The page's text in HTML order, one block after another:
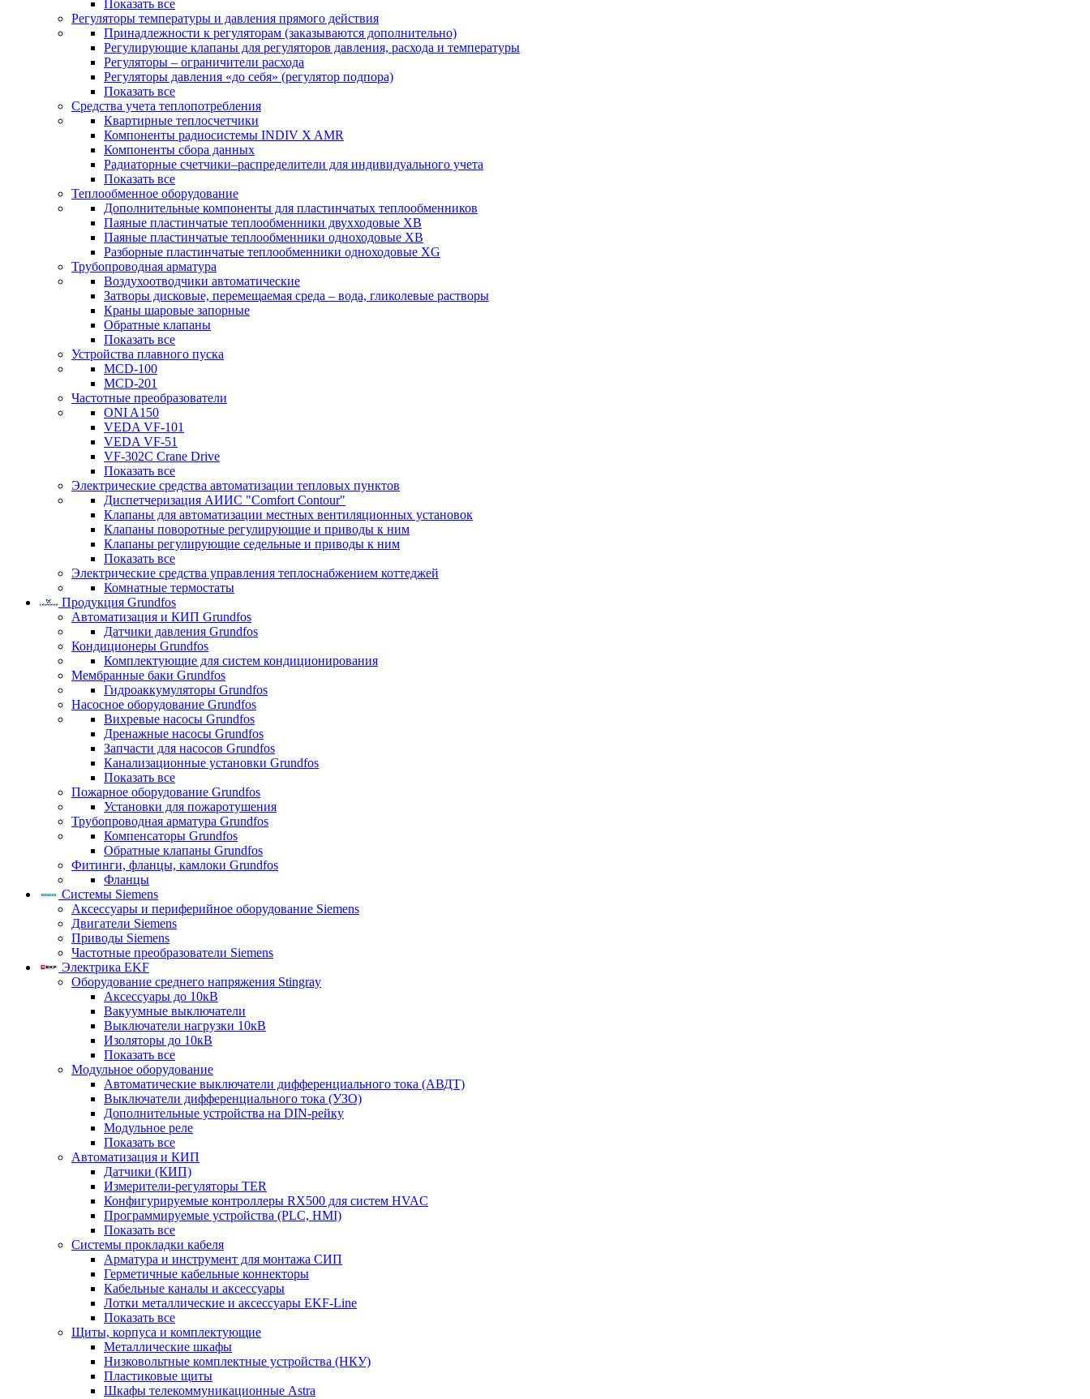
Показать все
Регуляторы температуры и давления прямого действия
Принадлежности к регуляторам (заказываются дополнительно)
Регулирующие клапаны для регуляторов давления, расхода и температуры
Регуляторы – ограничители расхода
Регуляторы давления «до себя» (регулятор подпора)
Показать все
Средства учета теплопотребления
Квартирные теплосчетчики
Компоненты радиосистемы INDIV X AMR
Компоненты сбора данных
Радиаторные счетчики–распределители для индивидуального учета
Показать все
Теплообменное оборудование
Дополнительные компоненты для пластинчатых теплообменников
Паяные пластинчатые теплообменники двухходовые XB
Паяные пластинчатые теплообменники одноходовые ХВ
Разборные пластинчатые теплообменники одноходовые ХG
Трубопроводная арматура
Воздухоотводчики автоматические
Затворы дисковые, перемещаемая среда – вода, гликолевые растворы
Краны шаровые запорные
Обратные клапаны
Показать все
Устройства плавного пуска
MCD-100
MCD-201
Частотные преобразователи
ONI A150
VEDA VF-101
VEDA VF-51
VF-302C Crane Drive
Показать все
Электрические средства автоматизации тепловых пунктов
Диспетчеризация АИИС "Comfort Contour"
Клапаны для автоматизации местных вентиляционных установок
Клапаны поворотные регулирующие и приводы к ним
Клапаны регулирующие седельные и приводы к ним
Показать все
Электрические средства управления теплоснабжением коттеджей
Комнатные термостаты
Продукция Grundfos
Автоматизация и КИП Grundfos
Датчики давления Grundfos
Кондиционеры Grundfos
Комплектующие для систем кондиционирования
Мембранные баки Grundfos
Гидроаккумуляторы Grundfos
Насосное оборудование Grundfos
Вихревые насосы Grundfos
Дренажные насосы Grundfos
Запчасти для насосов Grundfos
Канализационные установки Grundfos
Показать все
Пожарное оборудование Grundfos
Установки для пожаротушения
Трубопроводная арматура Grundfos
Компенсаторы Grundfos
Обратные клапаны Grundfos
Фитинги, фланцы, камлоки Grundfos
Фланцы
Системы Siemens
Аксессуары и периферийное оборудование Siemens
Двигатели Siemens
Приводы Siemens
Частотные преобразователи Siemens
Электрика EKF
Оборудование среднего напряжения Stingray
Аксессуары до 10кВ
Вакуумные выключатели
Выключатели нагрузки 10кВ
Изоляторы до 10кВ
Показать все
Модульное оборудование
Автоматические выключатели дифференциального тока (АВДТ)
Выключатели дифференциального тока (УЗО)
Дополнительные устройства на DIN-рейку
Модульное реле
Показать все
Автоматизация и КИП
Датчики (КИП)
Измерители-регуляторы TER
Конфигурируемые контроллеры RX500 для систем HVAC
Программируемые устройства (PLC, HMI)
Показать все
Системы прокладки кабеля
Арматура и инструмент для монтажа СИП
Герметичные кабельные коннекторы
Кабельные каналы и аксессуары
Лотки металлические и аксессуары EKF-Line
Показать все
Щиты, корпуса и комплектующие
Металлические шкафы
Низковольтные комплектные устройства (НКУ)
Пластиковые щиты
Шкафы телекоммуникационные Astra